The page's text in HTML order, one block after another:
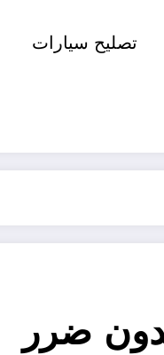
تصليح سيارات